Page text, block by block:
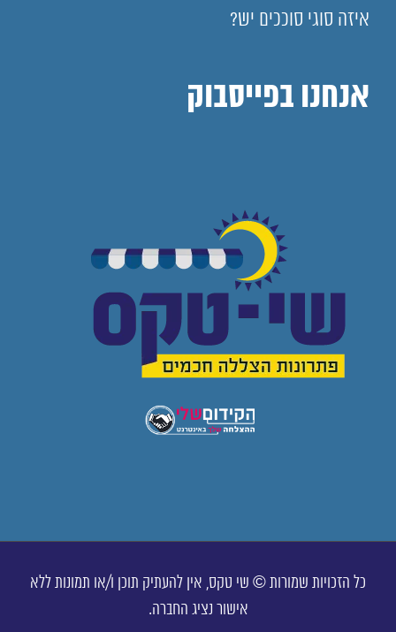
איזה סוגי סוככים יש?
אנחנו בפייסבוק
כל הזכויות שמורות © שי טקס, אין להעתיק תוכן ו/או תמונות ללא
אישור נציג החברה.